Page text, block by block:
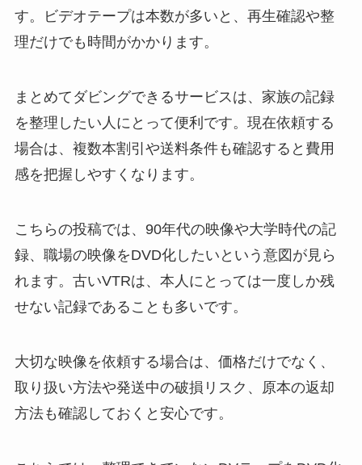
す。ビデオテープは本数が多いと、再生確認や整
理だけでも時間がかかります。
まとめてダビングできるサービスは、家族の記録
を整理したい人にとって便利です。現在依頼する
場合は、複数本割引や送料条件も確認すると費用
感を把握しやすくなります。
こちらの投稿では、90年代の映像や大学時代の記
録、職場の映像をDVD化したいという意図が見ら
れます。古いVTRは、本人にとっては一度しか残
せない記録であることも多いです。
大切な映像を依頼する場合は、価格だけでなく、
取り扱い方法や発送中の破損リスク、原本の返却
方法も確認しておくと安心です。